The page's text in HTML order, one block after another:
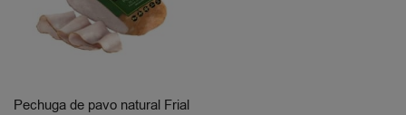
Pechuga de pavo natural Frial